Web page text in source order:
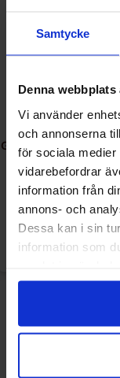
Samtycke
Denna
Vi använder
och annonserna
för sociala
vidarebefordrar
information från
annons- och
Dessa kan i sin
information som
Green Star Dates
90g
16.90 kr